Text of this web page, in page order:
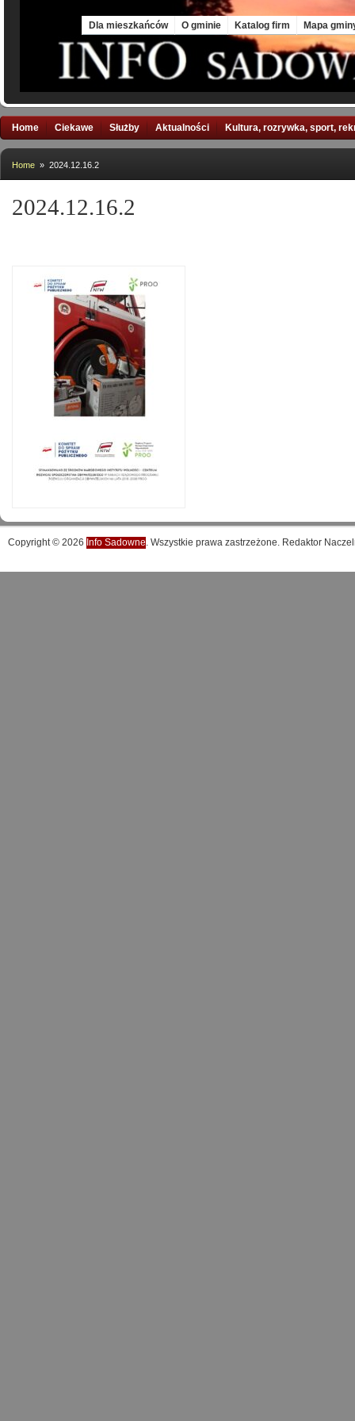
Dla mieszkańców O gminie Katalog firm Mapa
Home Ciekawe Służby Aktualności Kultura, rozrywka, sport,
Home » 2024.12.16.2
2024.12.16.2
Copyright © 2026 Info Sadowne. Wszystkie prawa zastrzeżone. Redaktor